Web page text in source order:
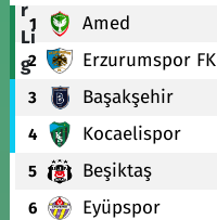
1 Amed
2 Erzurumspor FK
3 Başakşehir
4 Kocaelispor
5 Beşiktaş
6 Eyüpspor